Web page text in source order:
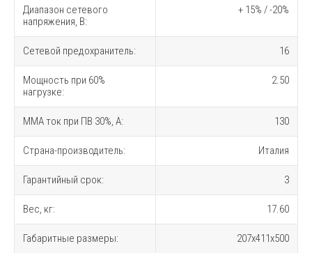
Диапазон сетевого
напряжения, В:
+ 15% / -20%
Сетевой предохранитель: 16
Мощность при 60%
нагрузке:
2.50
MMA ток при ПВ 30%, A: 130
Страна-производитель: Италия
Гарантийный срок: 3
Вес, кг: 17.60
Габаритные размеры: 207x411x500